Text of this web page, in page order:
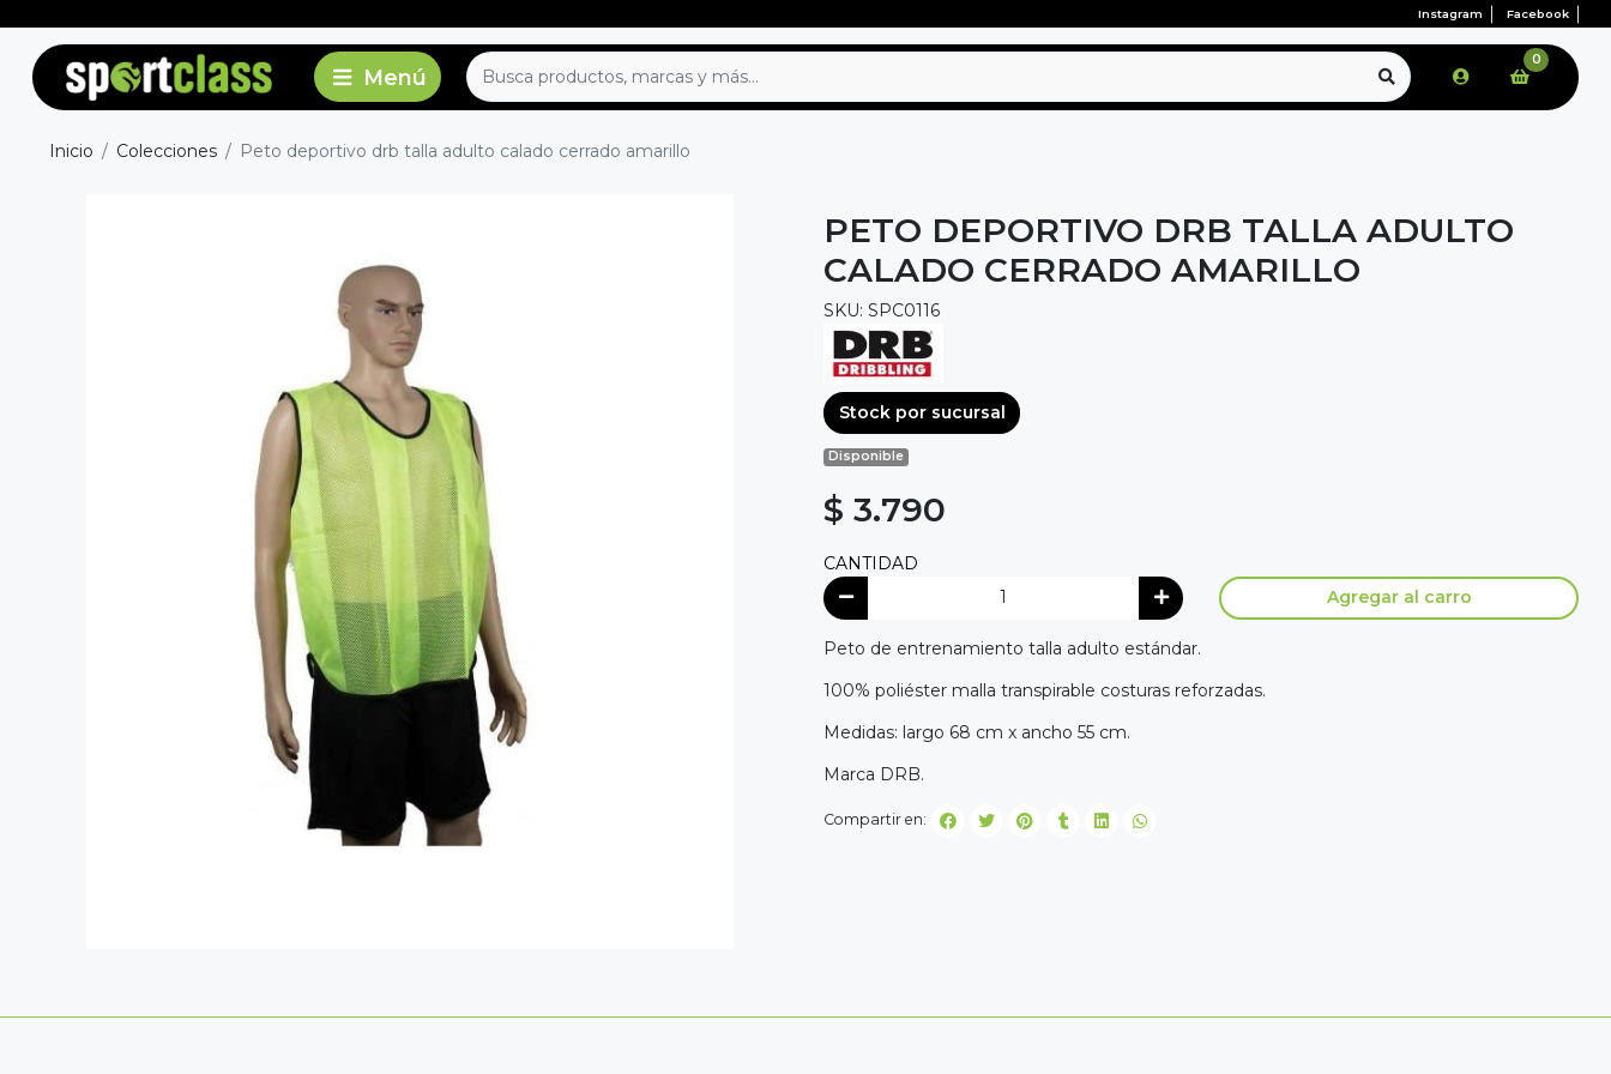
Instagram Facebook
0
Inicio Colecciones Peto deportivo drb talla adulto calado cerrado amarillo
PETO DEPORTIVO DRB TALLA ADULTO
CALADO CERRADO AMARILLO
SKU: SPC0116
Stock por sucursal
Disponible
$ 3.790
CANTIDAD
Agregar al carro
Peto de entrenamiento talla adulto estándar.
100% poliéster malla transpirable costuras reforzadas.
Medidas: largo 68 cm x ancho 55 cm.
Marca DRB.
Compartir en: